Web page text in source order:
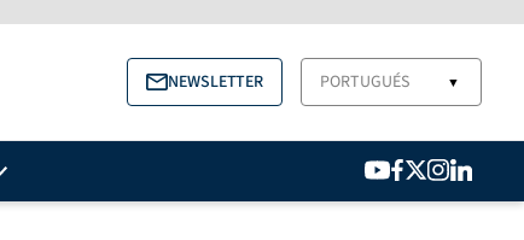
NEWSLETTER PORTUGUÉS ▼